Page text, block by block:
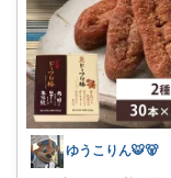
ゆうこりん🐯🐻